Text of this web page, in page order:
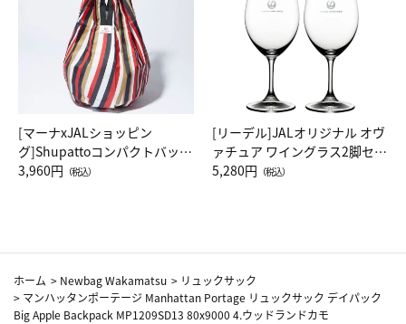
[マーナxJALショッピン
グ]Shupattoコンパクトバッグ
Drop JAL客室乗務員（LC）ス
3,960円 （税込）
[リーデル]JALオリジナル オヴ
ァチュア ワイングラス2脚セッ
ト（レッドワイン）
5,280円 （税込）
ホーム > Newbag Wakamatsu > リュックサック
> マンハッタンポーテージ Manhattan Portage リュックサック デイパック
Big Apple Backpack MP1209SD13 80x9000 4.ウッドランドカモ